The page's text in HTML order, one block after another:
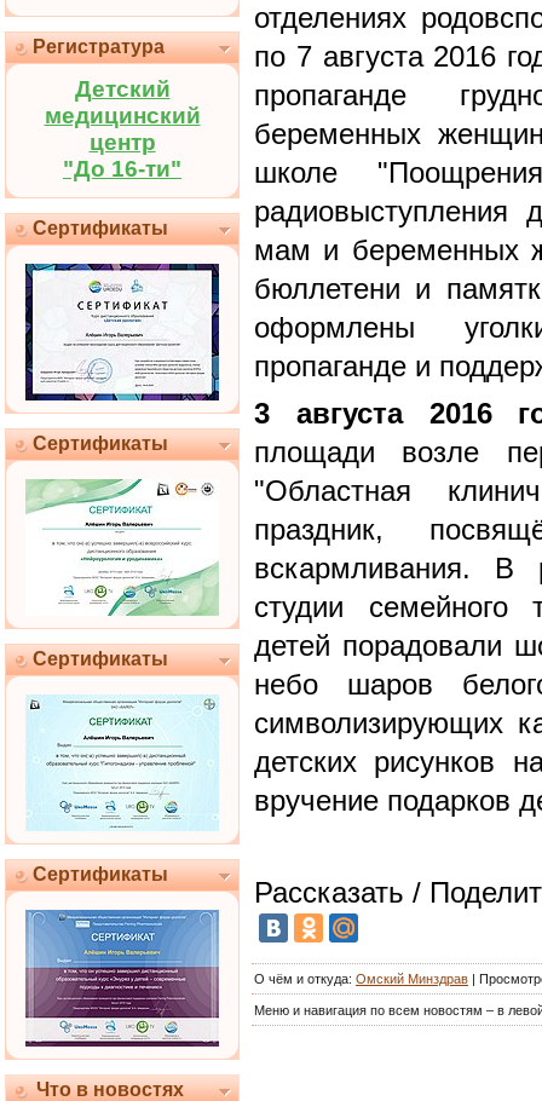
Регистратура
Детский
медицинский
центр
"До 16-ти"
Сертификаты
Сертификаты
Сертификаты
Сертификаты
Что в новостях
отделениях
по 7 августа 2016
пропаганде
беременных
школе
радиовыступления
мам и беременных
бюллетени и
оформлены
пропаганде и
3 августа 2016
площади возле
"Областная
праздник,
вскармливания. В
студии семейного
детей порадовали
небо шаров
символизирующих
детских рисунков
вручение подарков
Рассказать /
О чём и откуда: Омский Минздрав |
Меню и навигация по всем новостям – в